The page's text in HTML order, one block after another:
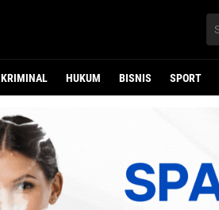
KRIMINAL HUKUM BISNIS SPORT